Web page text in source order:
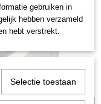
gebruiken in
hebben verzameld
hebt verstrekt.
Selectie toestaan